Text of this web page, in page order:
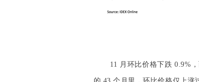
11 月环比价格下跌 0.9%